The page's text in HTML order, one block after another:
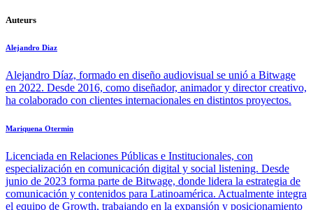
Auteurs
Alejandro Diaz
Alejandro Díaz, formado en diseño audiovisual se unió a Bitwage
en 2022. Desde 2016, como diseñador, animador y director creativo,
ha colaborado con clientes internacionales en distintos proyectos.
Mariquena Otermin
Licenciada en Relaciones Públicas e Institucionales, con
especialización en comunicación digital y social listening. Desde
junio de 2023 forma parte de Bitwage, donde lidera la estrategia de
comunicación y contenidos para Latinoamérica. Actualmente integra
el equipo de Growth, trabajando en la expansión y posicionamiento